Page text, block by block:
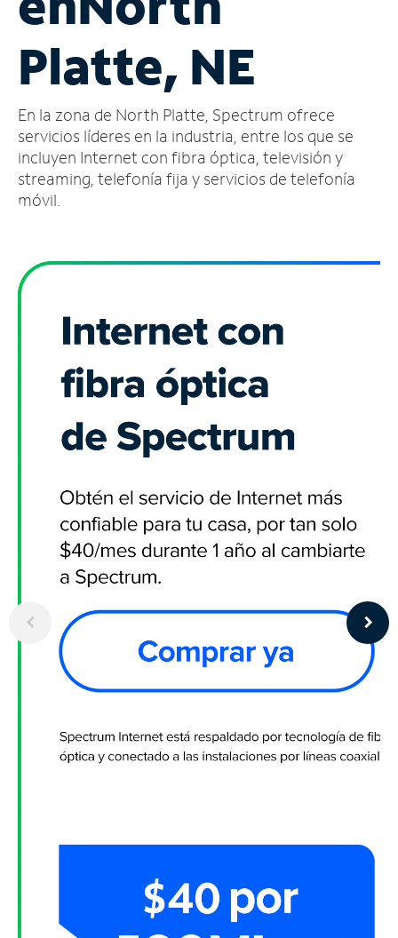
cuenta
Encuentra
tienda
Platte, NE
En la zona de North Platte, Spectrum ofrece
servicios líderes en la industria, entre los que se
incluyen Internet con fibra óptica, televisión y
streaming, telefonía fija y servicios de telefonía
móvil.